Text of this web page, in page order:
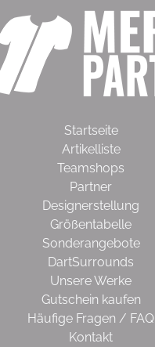
Startseite
Artikelliste
Teamshops
Partner
Designerstellung
Größentabelle
Sonderangebote
DartSurrounds
Unsere Werke
Gutschein kaufen
Häufige Fragen / FAQ
Kontakt